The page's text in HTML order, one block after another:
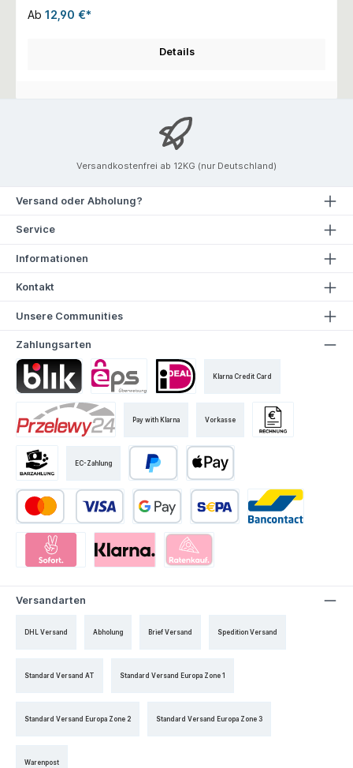
Ab 12,90 €*
Details
Versandkostenfrei ab 12KG (nur Deutschland)
Versand oder Abholung?
Service
Informationen
Kontakt
Unsere Communities
Zahlungsarten
Klarna Credit Card
Pay with Klarna Vorkasse
EC-Zahlung
Versandarten
DHL Versand Abholung Brief Versand Spedition Versand
Standard Versand AT Standard Versand Europa Zone 1
Standard Versand Europa Zone 2 Standard Versand Europa Zone 3
Warenpost